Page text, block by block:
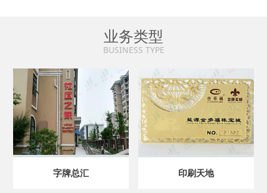
业务类型
BUSINESS TYPE
字牌总汇 印刷天地